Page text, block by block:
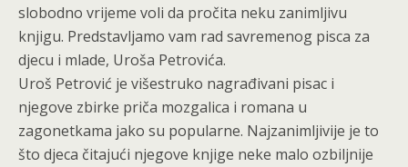
slobodno vrijeme voli da pročita neku zanimljivu
knjigu. Predstavljamo vam rad savremenog pisca za
djecu i mlade, Uroša Petrovića.
Uroš Petrović je višestruko nagrađivani pisac i
njegove zbirke priča mozgalica i romana u
zagonetkama jako su popularne. Najzanimljivije je to
što djeca čitajući njegove knjige neke malo ozbiljnije